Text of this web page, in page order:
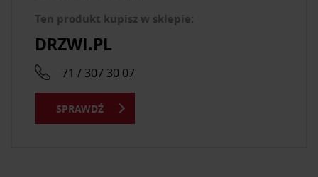
Ten produkt kupisz w sklepie:
DRZWI.PL
71 / 307 30 07
SPRAWDŹ